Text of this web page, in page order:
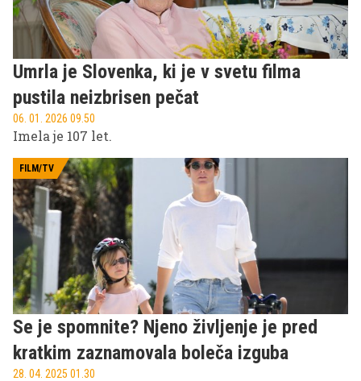
Umrla je Slovenka, ki je v svetu filma
pustila neizbrisen pečat
06. 01. 2026 09.50
Imela je 107 let.
FILM/TV
Se je spomnite? Njeno življenje je pred
kratkim zaznamovala boleča izguba
28. 04. 2025 01.30